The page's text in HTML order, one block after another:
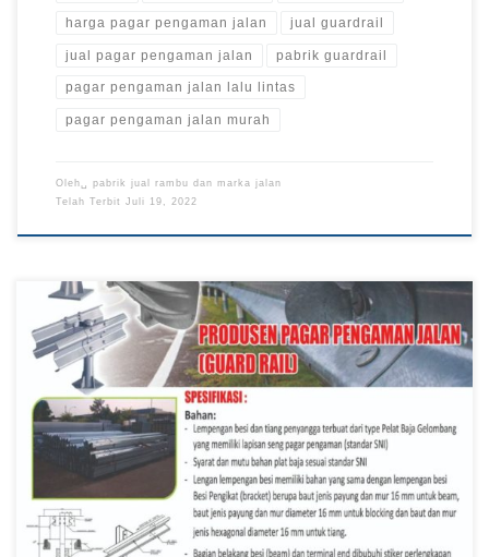
harga pagar pengaman jalan jual guardrail
jual pagar pengaman jalan pabrik guardrail
pagar pengaman jalan lalu lintas
pagar pengaman jalan murah
Oleh␣ pabrik jual rambu dan marka jalan
Telah Terbit Juli 19, 2022